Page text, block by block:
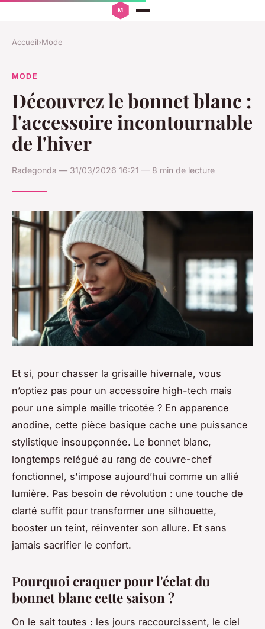
Accueil›Mode
MODE
Découvrez le bonnet blanc :
l'accessoire incontournable
de l'hiver
Radegonda — 31/03/2026 16:21 — 8 min de lecture
Et si, pour chasser la grisaille hivernale, vous
n’optiez pas pour un accessoire high-tech mais
pour une simple maille tricotée ? En apparence
anodine, cette pièce basique cache une puissance
stylistique insoupçonnée. Le bonnet blanc,
longtemps relégué au rang de couvre-chef
fonctionnel, s'impose aujourd’hui comme un allié
lumière. Pas besoin de révolution : une touche de
clarté suffit pour transformer une silhouette,
booster un teint, réinventer son allure. Et sans
jamais sacrifier le confort.
Pourquoi craquer pour l'éclat du
bonnet blanc cette saison ?
On le sait toutes : les jours raccourcissent, le ciel